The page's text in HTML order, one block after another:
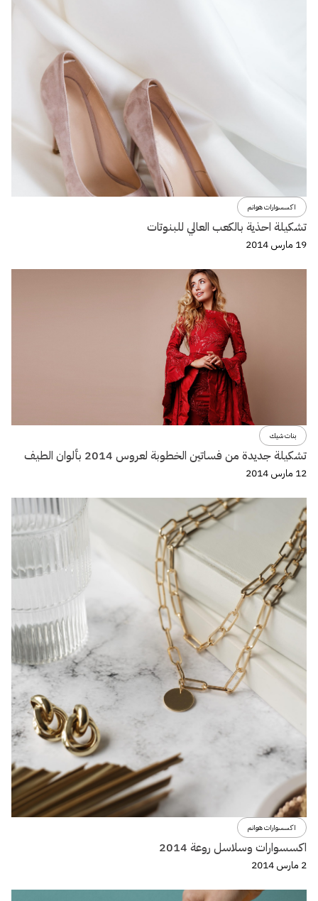
اكسسوارات هوانم
تشكيلة احذية بالكعب العالي للبنوتات
19 مارس 2014
بنات شيك
تشكيلة جديدة من فساتين الخطوبة لعروس 2014 بألوان الطيف
12 مارس 2014
اكسسوارات هوانم
اكسسوارات وسلاسل روعة 2014
2 مارس 2014